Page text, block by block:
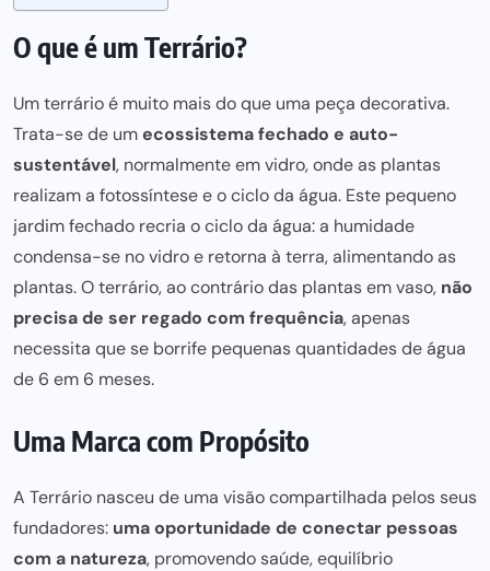
O que é um Terrário?
Um terrário é muito mais do que uma peça decorativa.
Trata-se de umecossistema fechado e auto-
sustentável, normalmente em vidro, onde as plantas
realizam a fotossíntese e o ciclo da água. Este pequeno
jardim fechado recria o ciclo da água: a humidade
condensa-se no vidro e retorna à terra, alimentando as
plantas. O terrário, ao contrário das plantas em vaso, não
precisa de ser regado com frequência, apenas
necessita que se borrife pequenas quantidades de água
de 6 em 6 meses.
Uma Marca com Propósito
A Terrário nasceu de uma visão compartilhada pelos seus
fundadores: uma oportunidade de conectar pessoas
com a natureza, promovendo saúde, equilíbrio